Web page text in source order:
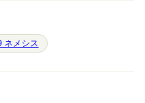
ネメシス